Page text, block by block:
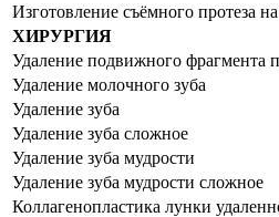
Изготовление съёмного протеза
ХИРУРГИЯ
Удаление подвижного фрагмента
Удаление молочного зуба
Удаление зуба
Удаление зуба сложное
Удаление зуба мудрости
Удаление зуба мудрости сложное
Коллагенопластика лунки